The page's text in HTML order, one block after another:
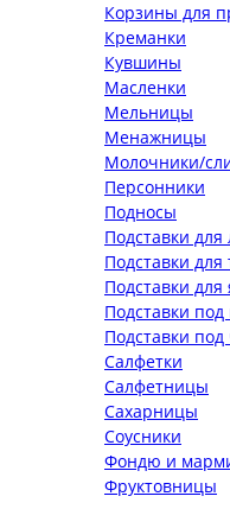
Корзины для
Креманки
Кувшины
Масленки
Мельницы
Менажницы
Молочники/
Персонники
Подносы
Подставки
Подставки для
Подставки для
Подставки под
Подставки
Салфетки
Салфетницы
Сахарницы
Соусники
Фондю и
Фруктовницы